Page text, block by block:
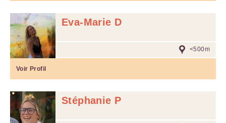
Eva-Marie D
<500m
Voir Profil
Stéphanie P